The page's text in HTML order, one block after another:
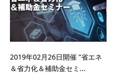
2019年02月26日開催 ”省エネ
＆省力化＆補助金セミ...